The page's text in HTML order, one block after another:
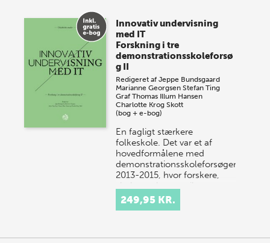
Innovativ undervisning
med IT
Forskning i tre
demonstrationsskoleforsø
g II
Redigeret afJeppe Bundsgaard
Marianne Georgsen Stefan Ting
Graf Thomas Illum Hansen
Charlotte Krog Skott
(bog + e-bog)
En fagligt stærkere
folkeskole. Det var et af
hovedformålene med
demonstrationsskoleforsøgene
2013-2015, hvor forskere,
skoler og lærere gik sammen
om…
249,95 KR.